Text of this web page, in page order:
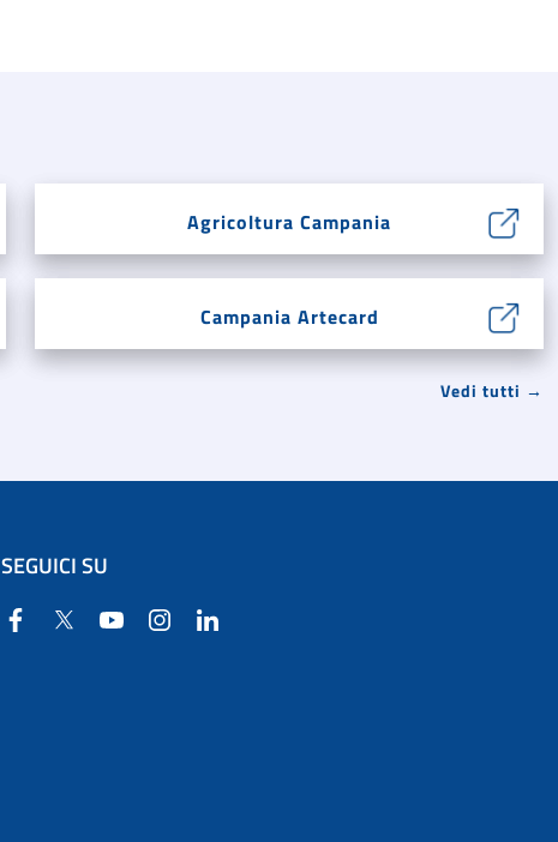
Agricoltura Campania
Campania Artecard
Vedi tutti →
SEGUICI SU
Facebook
Twitter YouTube Instagram